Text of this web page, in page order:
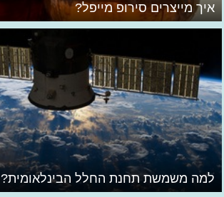
איך מייצרים סירופ מייפל?
למה משמשת תחנת החלל הבינלאומית?